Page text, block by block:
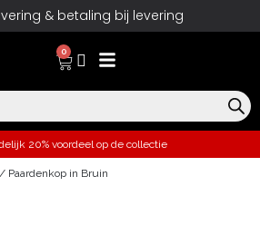
& betaling bij levering
0
20% voordeel op de collectie
/ Paardenkop in Bruin